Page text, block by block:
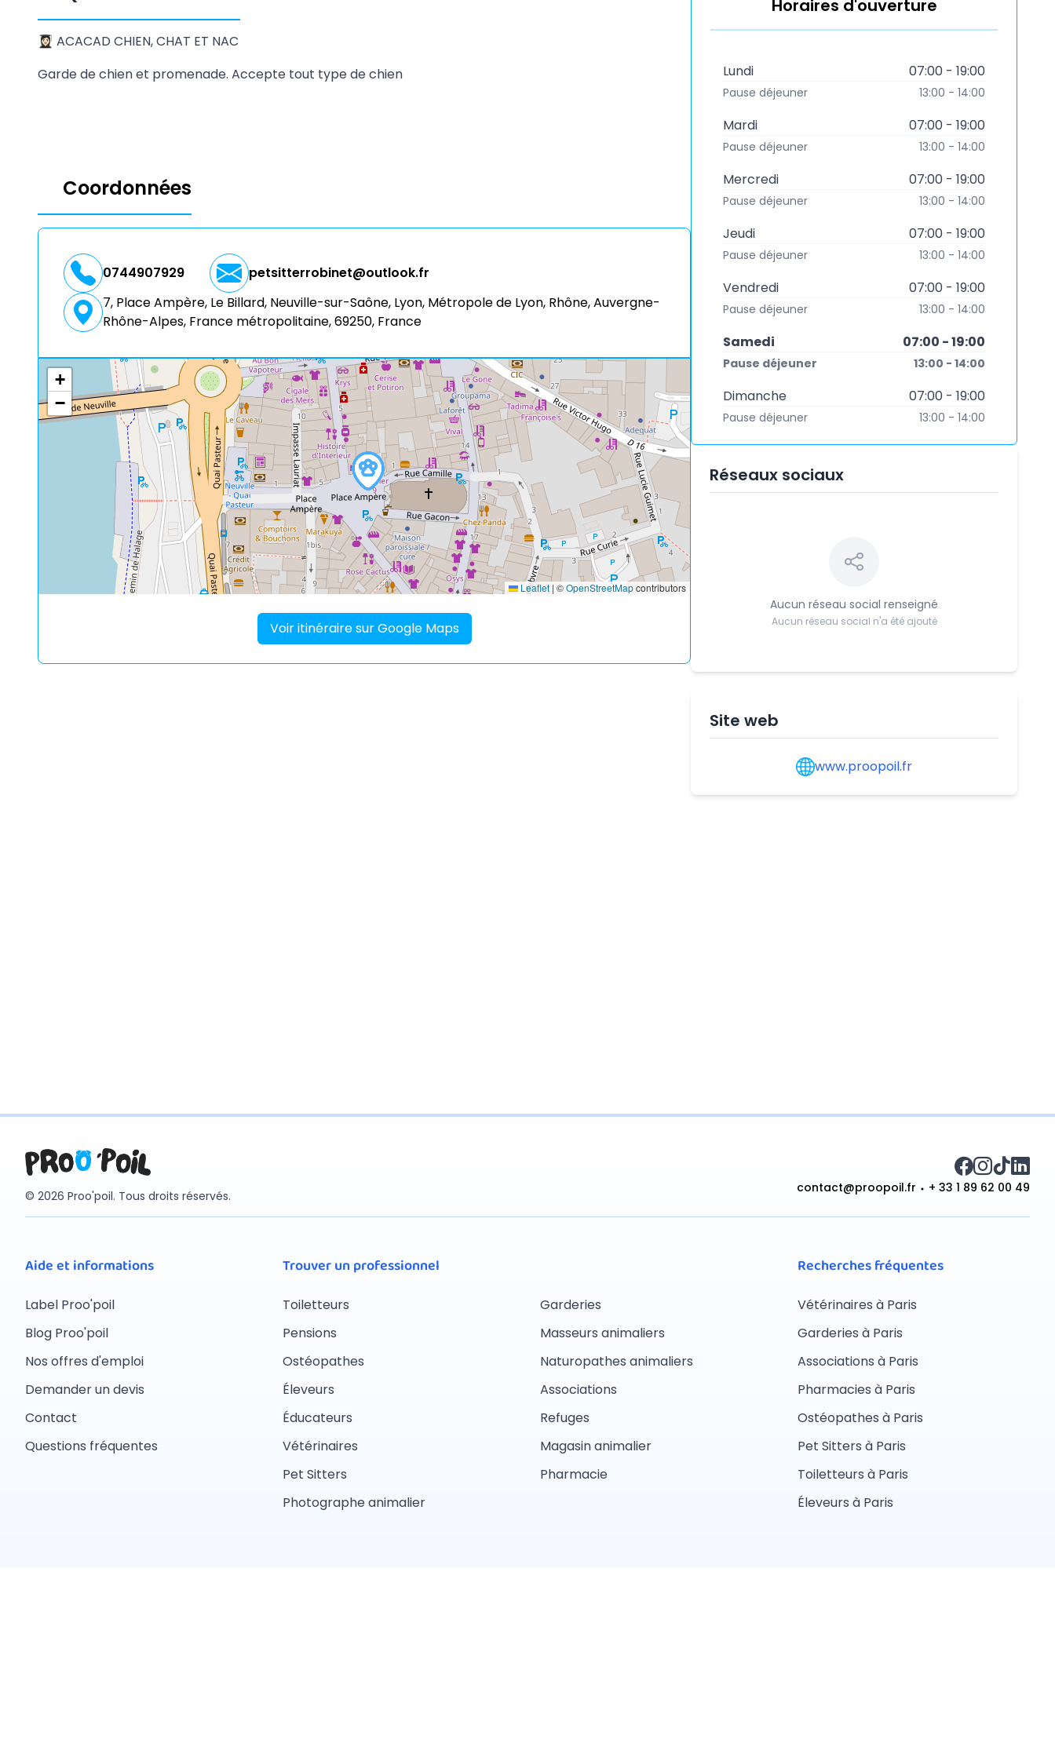
👩🏻‍🎓 ACACAD CHIEN, CHAT ET NAC
Garde de chien et promenade. Accepte tout type de chien
Coordonnées
0744907929
petsitterrobinet@outlook.fr
7, Place Ampère, Le Billard, Neuville-sur-Saône, Lyon, Métropole de Lyon, Rhône, Auvergne-
Rhône-Alpes, France métropolitaine, 69250, France
+
−
Leaflet | ©OpenStreetMapcontributors
Voir itinéraire sur Google Maps
Horaires d'ouverture
Lundi 07:00 - 19:00
Pause déjeuner 13:00 - 14:00
Mardi 07:00 - 19:00
Pause déjeuner 13:00 - 14:00
Mercredi 07:00 - 19:00
Pause déjeuner 13:00 - 14:00
Jeudi 07:00 - 19:00
Pause déjeuner 13:00 - 14:00
Vendredi 07:00 - 19:00
Pause déjeuner 13:00 - 14:00
Samedi 07:00 - 19:00
Pause déjeuner 13:00 - 14:00
Dimanche 07:00 - 19:00
Pause déjeuner 13:00 - 14:00
Réseaux sociaux
Aucun réseau social renseigné
Aucun réseau social n'a été ajouté
Site web
www.proopoil.fr
© 2026 Proo'poil. Tous droits réservés.
contact@proopoil.fr + 33 1 89 62 00 49
Aide et informations
Label Proo'poil
Blog Proo'poil
Nos offres d'emploi
Demander un devis
Contact
Questions fréquentes
Trouver un professionnel
Toiletteurs
Pensions
Ostéopathes
Éleveurs
Éducateurs
Vétérinaires
Pet Sitters
Photographe animalier
Garderies
Masseurs animaliers
Naturopathes animaliers
Associations
Refuges
Magasin animalier
Pharmacie
Recherches fréquentes
Vétérinaires à Paris
Garderies à Paris
Associations à Paris
Pharmacies à Paris
Ostéopathes à Paris
Pet Sitters à Paris
Toiletteurs à Paris
Éleveurs à Paris